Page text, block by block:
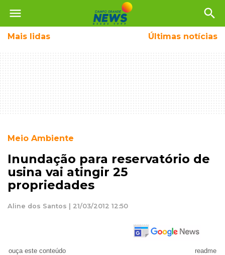
menu search
Mais lidas Últimas notícias
Meio Ambiente
Inundação para reservatório de
usina vai atingir 25
propriedades
Aline dos Santos | 21/03/2012 12:50
ouça este conteúdo readme